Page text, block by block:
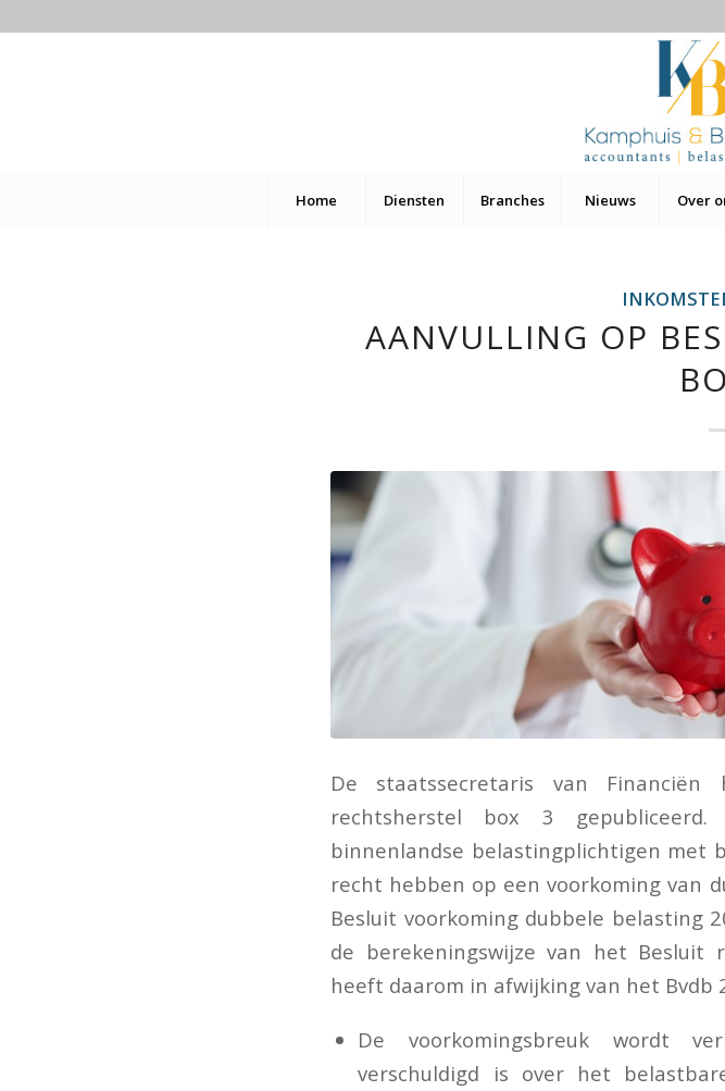
Home Diensten Branches Nieuws Over
AANVULLING OP
De staatssecretaris van
rechtsherstel box 3
binnenlandse belastingplichtigen met
recht hebben op een voorkoming van
Besluit voorkoming dubbele belasting
de berekeningswijze van het Besluit
heeft daarom in afwijking van het Bvdb
De voorkomingsbreuk wordt
verschuldigd is over het